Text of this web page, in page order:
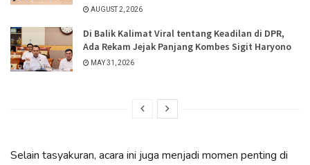
AUGUST 2, 2026
Di Balik Kalimat Viral tentang Keadilan di DPR,
Ada Rekam Jejak Panjang Kombes Sigit Haryono
MAY 31, 2026
Selain tasyakuran, acara ini juga menjadi momen penting di